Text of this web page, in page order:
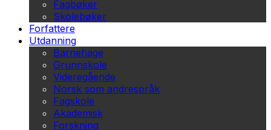
Fagbøker
Skolebøker
Forfattere
Utdanning
Barnehage
Grunnskole
Videregående
Norsk som andrespråk
Fagskole
Akademisk
Forskning